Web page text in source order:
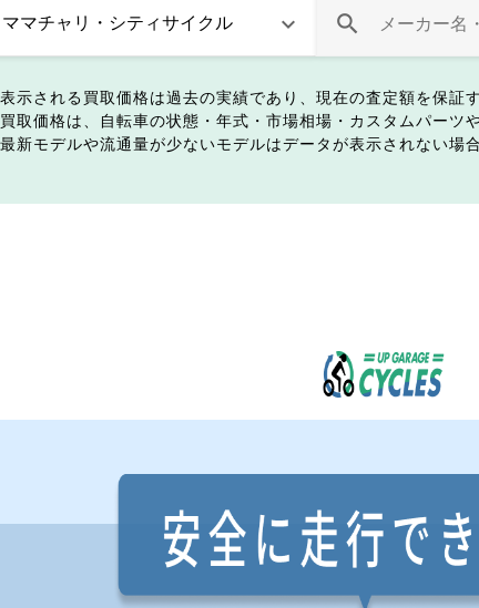
表示される買取価格は過去の実績であり、現在の査定額を保証
買取価格は、自転車の状態・年式・市場相場・カスタムパーツ
最新モデルや流通量が少ないモデルはデータが表示されない場